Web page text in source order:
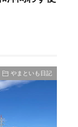
やまといも日記